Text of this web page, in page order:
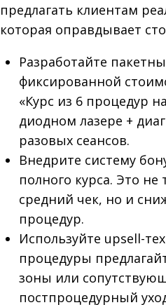
предлагать клиентам
которая оправдывает
Разработайте
фиксированной
«Курс из 6 процедур
диодном лазере +
разовых сеансов.
Внедрите систему
полного курса. Это не
средний чек, но и
процедур.
Используйте upsell-
процедуры
зоны или
постпроцедурный